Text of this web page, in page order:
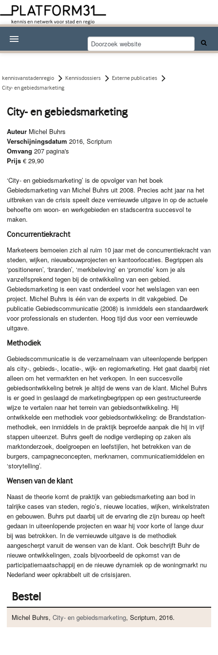
Kennisdossiers
Abonneren
Contact
kennisvanstadenregio Kennisdossiers
Externe publicaties
City- en gebiedsmarketing
City- en gebiedsmarketing
Auteur Michel Buhrs
Verschijningsdatum2016, Scriptum
Omvang207 pagina's
Prijs€ 29,90
‘City- en gebiedsmarketing’ is de opvolger van het boek
Gebiedsmarketing van Michel Buhrs uit 2008. Precies acht jaar na het
uitbreken van de crisis speelt deze vernieuwde uitgave in op de actuele
behoefte om woon- en werkgebieden en stadscentra succesvol te
maken.
Concurrentiekracht
Marketeers bemoeien zich al ruim 10 jaar met de concurrentiekracht van
steden, wijken, nieuwbouwprojecten en kantoorlocaties. Begrippen als
‘positioneren’, ‘branden’, ‘merkbeleving’ en ‘promotie’ kom je als
vanzelfsprekend tegen bij de ontwikkeling van een gebied.
Gebiedsmarketing is een vast onderdeel voor het welslagen van een
project. Michel Buhrs is één van de experts in dit vakgebied. De
publicatie Gebiedscommunicatie (2008) is inmiddels een standaardwerk
voor professionals en studenten. Hoog tijd dus voor een vernieuwde
uitgave.
Methodiek
Gebiedscommunicatie is de verzamelnaam van uiteenlopende berippen
als city-, gebieds-, locatie-, wijk- en regiomarketing. Het gaat daarbij niet
alleen om het vermarkten en het verkopen. In een succesvolle
gebiedsontwikkeling betrek je altijd de wens van de klant. Michel Buhrs
is er goed in geslaagd de marketingbegrippen op een gestructureerde
wijze te vertalen naar het terrein van gebiedsontwikkeling. Hij
ontwikkelde een methodiek voor gebiedsontwikkeling: de Brandstation-
methodiek, een inmiddels in de praktijk beproefde aanpak die hij in vijf
stappen uiteenzet. Buhrs geeft de nodige verdieping op zaken als
marktonderzoek, doelgroepen en leefstijlen, het betrekken van de
burgers, campagneconcepten, merknamen, communicatiemiddelen en
‘storytelling’.
Wensen van de klant
Naast de theorie komt de praktijk van gebiedsmarketing aan bod in
talrijke cases van steden, regio’s, nieuwe locaties, wijken, winkelstraten
en gebouwen. Buhrs put daarbij uit de ervaring die zijn bureau op heeft
gedaan in uiteenlopende projecten en waar hij voor korte of lange duur
bij was betrokken. In de vernieuwde uitgave is de methodiek
aangescherpt vanuit de wensen van de klant. Ook beschrijft Buhr de
nieuwe ontwikkelingen, zoals bijvoorbeeld de opkomst van de
participatiemaatschappij en de nieuwe dynamiek op de woningmarkt nu
Nederland weer opkrabbelt uit de crisisjaren.
Bestel
Michel Buhrs,City- en gebiedsmarketing, Scriptum, 2016.